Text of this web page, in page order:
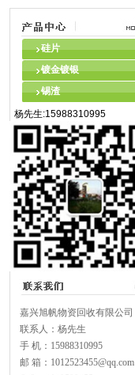
硅片
镀金镀银
锡渣
杨先生:15988310995
嘉兴旭帆物资回收有限公司
联系人：杨先生
手 机：15988310995
邮 箱：1012523455@qq.com